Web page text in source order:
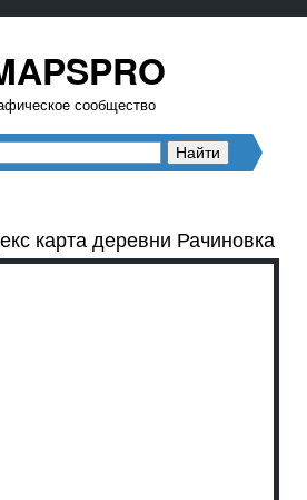
сообщество
карта деревни Рачиновка